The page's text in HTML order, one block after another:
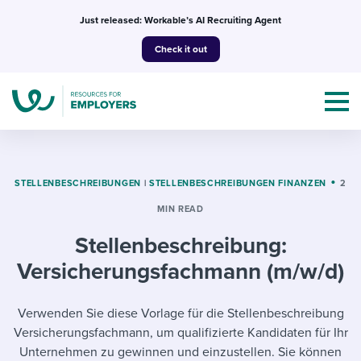
Just released: Workable’s AI Recruiting Agent
Check it out
Mobilizing AI in my work
Templates & Guides
I WANT...Attend webinars & events
STELLENBESCHREIBUNGEN | STELLENBESCHREIBUNGEN FINANZEN 2
MIN READ
Stellenbeschreibung:
Versicherungsfachmann (m/w/d)
Verwenden Sie diese Vorlage für die Stellenbeschreibung
Versicherungsfachmann, um qualifizierte Kandidaten für Ihr
Unternehmen zu gewinnen und einzustellen. Sie können